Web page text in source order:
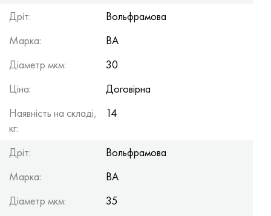
Дріт:
Вольфрамова
Марка:
ВА
Діаметр мкм:
30
Ціна:
Договірна
Наявність на складі,
кг:
14
Дріт:
Вольфрамова
Марка:
ВА
Діаметр мкм:
35